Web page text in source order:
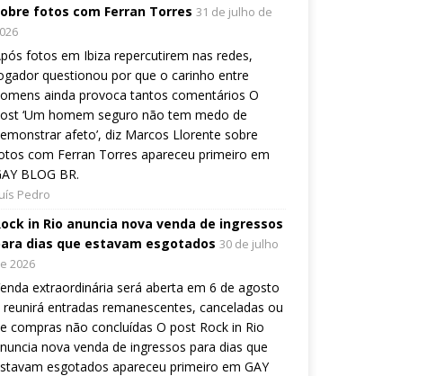
fotos com Ferran Torres 31 de julho de
fotos em Ibiza repercutirem nas redes,
questionou por que o carinho entre
ainda provoca tantos comentários O
‘Um homem seguro não tem medo de
afeto’, diz Marcos Llorente sobre
com Ferran Torres apareceu primeiro em
BLOG BR.
Pedro
in Rio anuncia nova venda de ingressos
dias que estavam esgotados 30 de julho
2026
extraordinária será aberta em 6 de agosto
reunirá entradas remanescentes, canceladas ou
compras não concluídas O post Rock in Rio
nova venda de ingressos para dias que
esgotados apareceu primeiro em GAY